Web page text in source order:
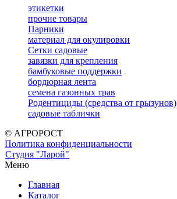
этикетки
прочие товары
Парники
материал для окулировки
Сетки садовые
завязки для крепления
бамбуковые поддержки
бордюрная лента
семена газонных трав
Родентициды (средства от грызунов)
садовые таблички
© АГРОРОСТ
Политика конфиденциальности
Студия "Ларой"
Меню
Главная
Каталог